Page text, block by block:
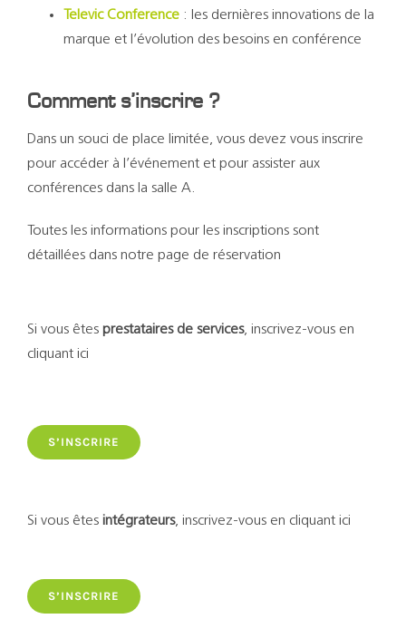
Televic Conference : les dernières innovations de la
marque et l’évolution des besoins en conférence
Comment s’inscrire ?
Dans un souci de place limitée, vous devez vous inscrire
pour accéder à l’événement et pour assister aux
conférences dans la salle A.
Toutes les informations pour les inscriptions sont
détaillées dans notre page de réservation
Si vous êtes prestataires de services, inscrivez-vous en
cliquant ici
S’INSCRIRE
Si vous êtes intégrateurs, inscrivez-vous en cliquant ici
S’INSCRIRE